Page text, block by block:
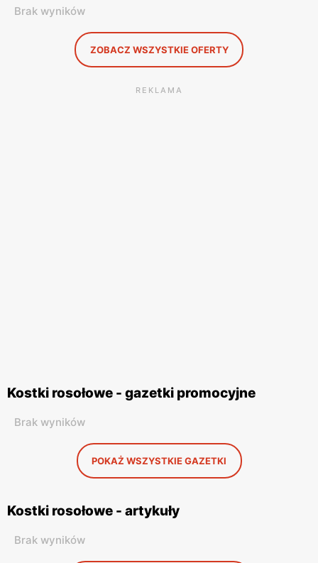
Brak wyników
ZOBACZ WSZYSTKIE OFERTY
REKLAMA
Kostki rosołowe - gazetki promocyjne
Brak wyników
POKAŻ WSZYSTKIE GAZETKI
Kostki rosołowe - artykuły
Brak wyników